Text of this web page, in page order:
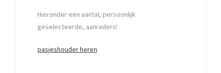
Hieronder een aantal, persoonlijk
geselecteerde, aanraders!
pasjeshouder heren